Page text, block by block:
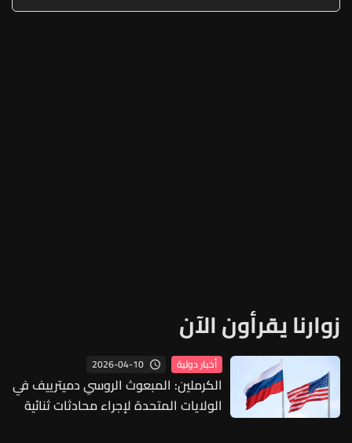
زوارنا يقرأون الآن
أخبار دولية 2026-04-10
الكرملين: المبعوث الروسي دميترييف في
الولايات المتحدة لإجراء محادثات ثنائية